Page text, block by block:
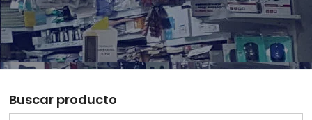
Servicios
Novedades
Buscar producto